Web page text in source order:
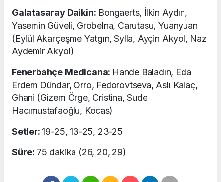
Galatasaray Daikin: Bongaerts, İlkin Aydın,
Yasemin Güveli, Grobelna, Carutasu, Yuanyuan
(Eylül Akarçeşme Yatgın, Sylla, Ayçin Akyol, Naz
Aydemir Akyol)
Fenerbahçe Medicana: Hande Baladın, Eda
Erdem Dündar, Orro, Fedorovtseva, Aslı Kalaç,
Ghani (Gizem Örge, Cristina, Sude
Hacımustafaoğlu, Kocas)
Setler: 19-25, 13-25, 23-25
Süre: 75 dakika (26, 20, 29)